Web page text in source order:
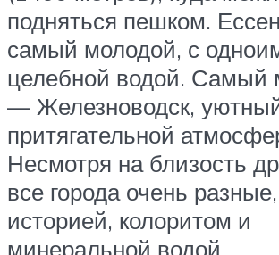
подняться пешком.
самый молодой, с
целебной водой. Самый
— Железноводск,
притягательной
Несмотря на близость
все города очень
историей, колоритом и
минеральной водой.